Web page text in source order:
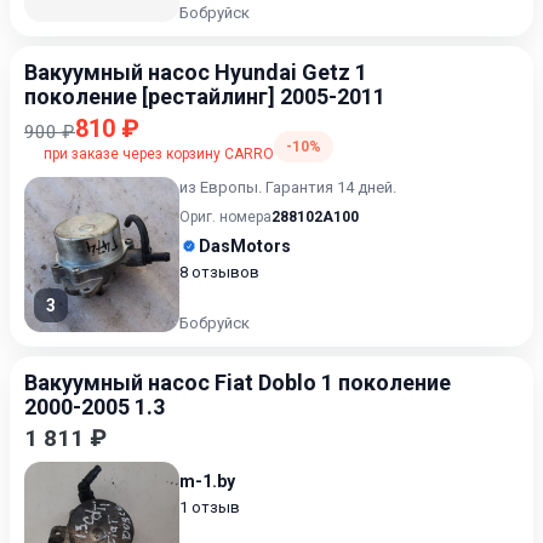
Бобруйск
Вакуумный насос Hyundai Getz 1
поколение [рестайлинг] 2005-2011
900 ₽810 ₽
при заказе через корзину CARRO -10%
3
из Европы. Гарантия 14 дней.
Ориг. номера288102A100
DasMotors
8 отзывов
Бобруйск
Вакуумный насос Fiat Doblo 1 поколение
2000-2005 1.3
1 811 ₽
m-1.by
1 отзыв